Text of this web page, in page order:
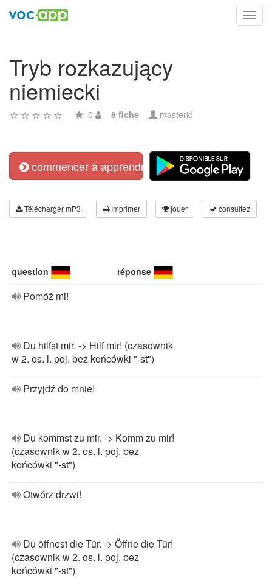
Tryb rozkazujący
niemiecki
0 8 fiche masterid
commencer à apprendre
Télécharger mP3 Imprimer jouer consultez
question réponse
Pomóż mi!
Du hilfst mir. -> Hilf mir! (czasownik
w 2. os. l. poj. bez końcówki "-st")
Przyjdź do mnie!
Du kommst zu mir. -> Komm zu mir!
(czasownik w 2. os. l. poj. bez
końcówki "-st")
Otwórz drzwi!
Du öffnest die Tür. -> Öffne die Tür!
(czasownik w 2. os. l. poj. bez
końcówki "-st")